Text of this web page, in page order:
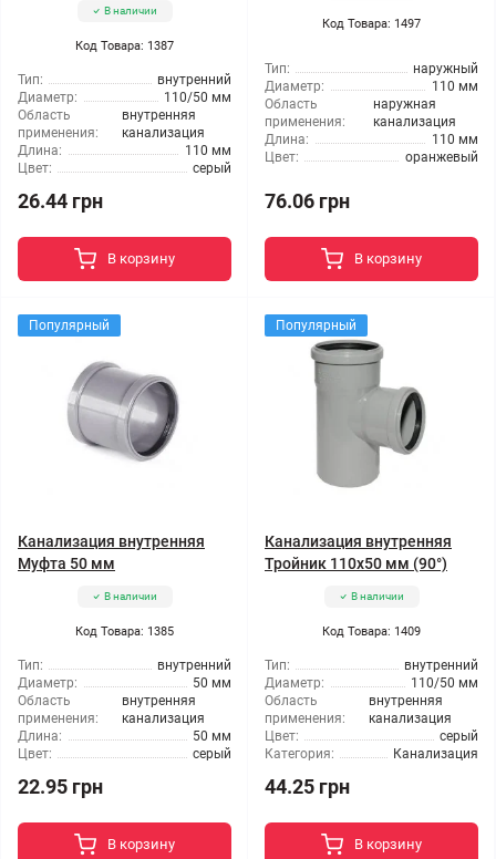
В наличии
Код Товара: 1387
Тип:
внутренний
Диаметр:
110/50 мм
Область
применения:
внутренняя
канализация
Длина:
110 мм
Цвет:
серый
26.44 грн
В корзину
Код Товара: 1497
Тип:
наружный
Диаметр:
110 мм
Область
применения:
наружная
канализация
Длина:
110 мм
Цвет:
оранжевый
76.06 грн
В корзину
Популярный
Канализация внутренняя
Муфта 50 мм
В наличии
Код Товара: 1385
Тип:
внутренний
Диаметр:
50 мм
Область
применения:
внутренняя
канализация
Длина:
50 мм
Цвет:
серый
22.95 грн
В корзину
Популярный
Канализация внутренняя
Тройник 110x50 мм (90°)
В наличии
Код Товара: 1409
Тип:
внутренний
Диаметр:
110/50 мм
Область
применения:
внутренняя
канализация
Цвет:
серый
Категория:
Канализация
44.25 грн
В корзину